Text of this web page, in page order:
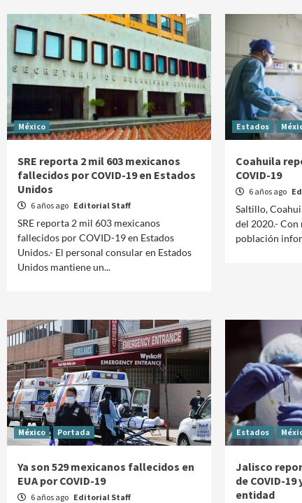
México
SRE reporta 2 mil 603 mexicanos
fallecidos por COVID-19 en Estados
Unidos
6 años ago Editorial Staff
SRE reporta 2 mil 603 mexicanos
fallecidos por COVID-19 en Estados
Unidos.- El personal consular en Estados
Unidos mantiene un...
Estados
Coahuila
COVID-19
6 años ago
Saltillo,
del 2020.-
población
México Portada
Ya son 529 mexicanos fallecidos en
EUA por COVID-19
6 años ago Editorial Staff
Estados
Jalisco
de COVID-
entidad